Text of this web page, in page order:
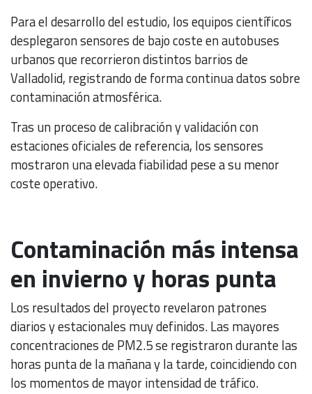
Para el desarrollo del estudio, los equipos científicos
desplegaron sensores de bajo coste en autobuses
urbanos que recorrieron distintos barrios de
Valladolid, registrando de forma continua datos sobre
contaminación atmosférica.
Tras un proceso de calibración y validación con
estaciones oficiales de referencia, los sensores
mostraron una elevada fiabilidad pese a su menor
coste operativo.
Contaminación más intensa
en invierno y horas punta
Los resultados del proyecto revelaron patrones
diarios y estacionales muy definidos. Las mayores
concentraciones de PM2.5 se registraron durante las
horas punta de la mañana y la tarde, coincidiendo con
los momentos de mayor intensidad de tráfico.